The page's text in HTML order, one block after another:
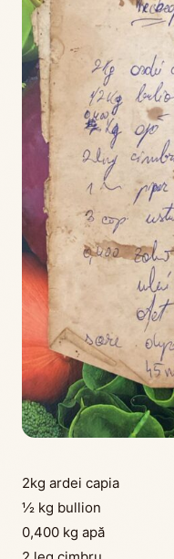
2kg ardei capia
½ kg bullion
0,400 kg apă